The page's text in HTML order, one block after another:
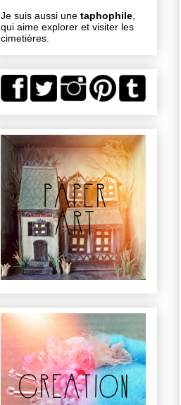
Je suis aussi une taphophile
qui aime explorer et visiter les
cimetières.